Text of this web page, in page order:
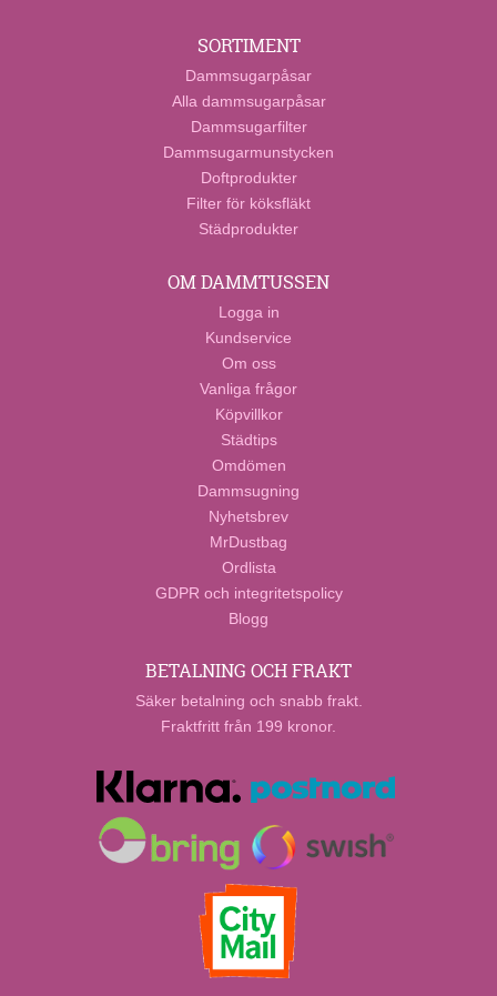
SORTIMENT
Dammsugarpåsar
Alla dammsugarpåsar
Dammsugarfilter
Dammsugarmunstycken
Doftprodukter
Filter för köksfläkt
Städprodukter
OM DAMMTUSSEN
Logga in
Kundservice
Om oss
Vanliga frågor
Köpvillkor
Städtips
Omdömen
Dammsugning
Nyhetsbrev
MrDustbag
Ordlista
GDPR och integritetspolicy
Blogg
BETALNING OCH FRAKT
Säker betalning och snabb frakt.
Fraktfritt från 199 kronor.